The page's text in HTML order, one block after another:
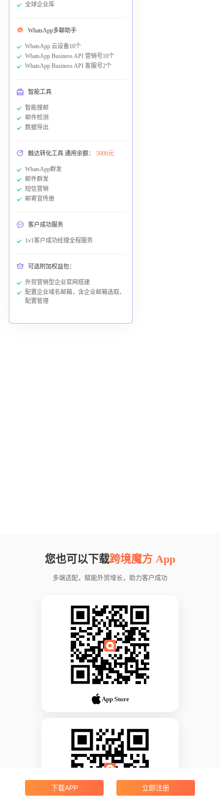
全球企业库
WhatsApp多聊助手
WhatsApp 云设备10个
WhatsApp Business API 营销号10个
WhatsApp Business API 客服号2个
智能工具
智能搜邮
邮件检测
数据导出
触达转化工具 通用余额： 5000元
WhatsApp群发
邮件群发
短信营销
邮寄宣传册
客户成功服务
1v1客户成功经理全程服务
可选附加权益包：
外贸营销型企业官网搭建
配置企业域名邮箱，含企业邮箱选取、
配置管理
您也可以下载跨境魔方 App
多端适配，赋能外贸增长，助力客户成功
App Store
下载APP 立即注册